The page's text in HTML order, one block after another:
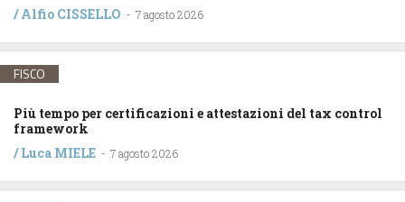
/Alfio CISSELLO - 7 agosto 2026
FISCO
Più tempo per certificazioni e attestazioni del tax control
framework
/Luca MIELE - 7 agosto 2026